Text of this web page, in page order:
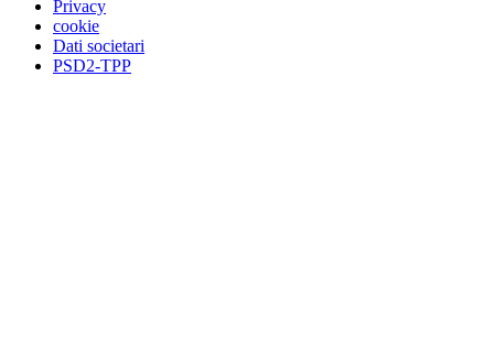
Privacy
cookie
Dati societari
PSD2-TPP